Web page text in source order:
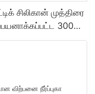
சிலிகான் முத்திரை
300